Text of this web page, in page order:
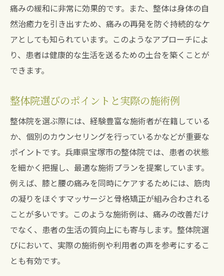
痛みの緩和に非常に効果的です。また、整体は身体の自
然治癒力を引き出すため、痛みの再発を防ぐ持続的なケ
アとしても知られています。このようなアプローチによ
り、患者は健康的な生活を送るための土台を築くことが
できます。
整体院選びのポイントと実際の施術例
整体院を選ぶ際には、経験豊富な施術者が在籍している
か、個別のカウンセリングを行っているかなどが重要な
ポイントです。兵庫県宝塚市の整体院では、患者の状態
を細かく把握し、最適な施術プランを提案しています。
例えば、膝と腰の痛みを同時にケアするためには、筋肉
の凝りをほぐすマッサージと骨格矯正が組み合わされる
ことが多いです。このような施術例は、痛みの改善だけ
でなく、患者の生活の質向上にも寄与します。整体院選
びにおいて、実際の施術例や利用者の声を参考にするこ
とも有効です。